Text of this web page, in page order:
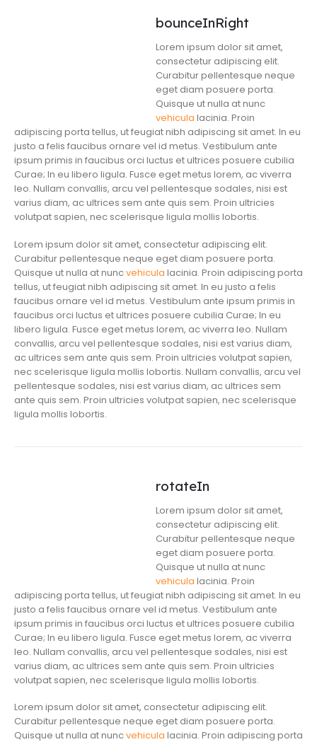
bounceInRight
Lorem ipsum dolor sit amet,
consectetur adipiscing elit.
Curabitur pellentesque neque
eget diam posuere porta.
Quisque ut nulla at nunc
vehicula lacinia. Proin
adipiscing porta tellus, ut feugiat nibh adipiscing sit amet. In eu
justo a felis faucibus ornare vel id metus. Vestibulum ante
ipsum primis in faucibus orci luctus et ultrices posuere cubilia
Curae; In eu libero ligula. Fusce eget metus lorem, ac viverra
leo. Nullam convallis, arcu vel pellentesque sodales, nisi est
varius diam, ac ultrices sem ante quis sem. Proin ultricies
volutpat sapien, nec scelerisque ligula mollis lobortis.
Lorem ipsum dolor sit amet, consectetur adipiscing elit.
Curabitur pellentesque neque eget diam posuere porta.
Quisque ut nulla at nuncvehicula lacinia. Proin adipiscing porta
tellus, ut feugiat nibh adipiscing sit amet. In eu justo a felis
faucibus ornare vel id metus. Vestibulum ante ipsum primis in
faucibus orci luctus et ultrices posuere cubilia Curae; In eu
libero ligula. Fusce eget metus lorem, ac viverra leo. Nullam
convallis, arcu vel pellentesque sodales, nisi est varius diam,
ac ultrices sem ante quis sem. Proin ultricies volutpat sapien,
nec scelerisque ligula mollis lobortis. Nullam convallis, arcu vel
pellentesque sodales, nisi est varius diam, ac ultrices sem
ante quis sem. Proin ultricies volutpat sapien, nec scelerisque
ligula mollis lobortis.
rotateIn
Lorem ipsum dolor sit amet,
consectetur adipiscing elit.
Curabitur pellentesque neque
eget diam posuere porta.
Quisque ut nulla at nunc
vehicula lacinia. Proin
adipiscing porta tellus, ut feugiat nibh adipiscing sit amet. In eu
justo a felis faucibus ornare vel id metus. Vestibulum ante
ipsum primis in faucibus orci luctus et ultrices posuere cubilia
Curae; In eu libero ligula. Fusce eget metus lorem, ac viverra
leo. Nullam convallis, arcu vel pellentesque sodales, nisi est
varius diam, ac ultrices sem ante quis sem. Proin ultricies
volutpat sapien, nec scelerisque ligula mollis lobortis.
Lorem ipsum dolor sit amet, consectetur adipiscing elit.
Curabitur pellentesque neque eget diam posuere porta.
Quisque ut nulla at nuncvehicula lacinia. Proin adipiscing porta